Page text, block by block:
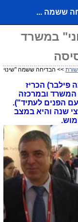
במשרד
>> הבדיחה ששמה "שינוי
פילבר) הכריז
ובמרכזה
הפנים לעתיד").
שנה והיא במצב